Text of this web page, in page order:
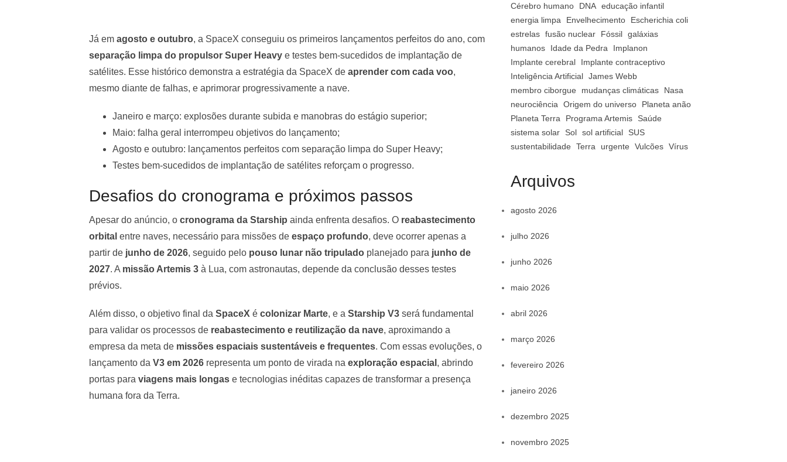
Já em agosto e outubro, a SpaceX conseguiu os primeiros lançamentos perfeitos do ano, com
separação limpa do propulsor Super Heavy e testes bem-sucedidos de implantação de
satélites. Esse histórico demonstra a estratégia da SpaceX de aprender com cada voo,
mesmo diante de falhas, e aprimorar progressivamente a nave.
Janeiro e março: explosões durante subida e manobras do estágio superior;
Maio: falha geral interrompeu objetivos do lançamento;
Agosto e outubro: lançamentos perfeitos com separação limpa do Super Heavy;
Testes bem-sucedidos de implantação de satélites reforçam o progresso.
Desafios do cronograma e próximos passos
Apesar do anúncio, o cronograma da Starship ainda enfrenta desafios. O reabastecimento
orbital entre naves, necessário para missões de espaço profundo, deve ocorrer apenas a
partir de junho de 2026, seguido pelo pouso lunar não tripulado planejado para junho de
2027. A missão Artemis 3 à Lua, com astronautas, depende da conclusão desses testes
prévios.
Além disso, o objetivo final da SpaceX é colonizar Marte, e a Starship V3 será fundamental
para validar os processos de reabastecimento e reutilização da nave, aproximando a
empresa da meta de missões espaciais sustentáveis e frequentes. Com essas evoluções, o
lançamento da V3 em 2026 representa um ponto de virada na exploração espacial , abrindo
portas para viagens mais longas e tecnologias inéditas capazes de transformar a presença
humana fora da Terra.
Cérebro humano
DNA educação infantil
energia limpa
Envelhecimento
Escherichia coli
estrelas fusão nuclear Fóssil galáxias
humanos
Idade da Pedra
Implanon
Implante cerebral
Implante contraceptivo
Inteligência Artificial James Webb
membro ciborgue
mudanças climáticas
Nasa
neurociência
Origem do universo
Planeta anão
Planeta Terra
Programa Artemis
Saúde
sistema solar
Sol sol artificial
SUS
sustentabilidade
Terra urgente Vulcões Vírus
Arquivos
agosto 2026
julho 2026
junho 2026
maio 2026
abril 2026
março 2026
fevereiro 2026
janeiro 2026
dezembro 2025
novembro 2025